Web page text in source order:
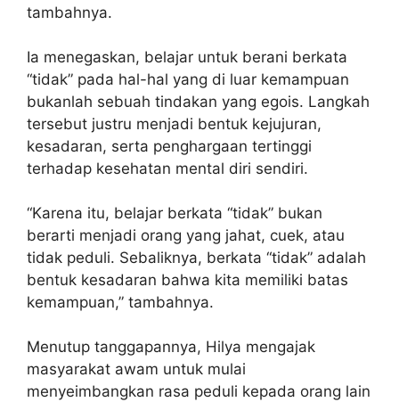
tambahnya.
Ia menegaskan, belajar untuk berani berkata
“tidak” pada hal-hal yang di luar kemampuan
bukanlah sebuah tindakan yang egois. Langkah
tersebut justru menjadi bentuk kejujuran,
kesadaran, serta penghargaan tertinggi
terhadap kesehatan mental diri sendiri.
“Karena itu, belajar berkata “tidak” bukan
berarti menjadi orang yang jahat, cuek, atau
tidak peduli. Sebaliknya, berkata “tidak” adalah
bentuk kesadaran bahwa kita memiliki batas
kemampuan,” tambahnya.
Menutup tanggapannya, Hilya mengajak
masyarakat awam untuk mulai
menyeimbangkan rasa peduli kepada orang lain